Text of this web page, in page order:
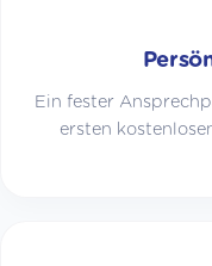
Ein fester
ersten